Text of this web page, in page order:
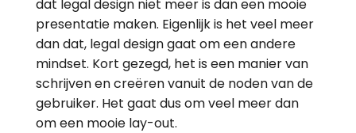
dat legal design niet meer is dan een mooie
presentatie maken. Eigenlijk is het veel meer
dan dat, legal design gaat om een andere
mindset. Kort gezegd, het is een manier van
schrijven en creëren vanuit de noden van de
gebruiker. Het gaat dus om veel meer dan
om een mooie lay-out.